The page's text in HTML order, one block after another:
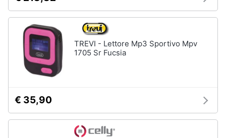
TREVI - Lettore Mp3 Sportivo Mpv
1705 Sr Fucsia
€ 35,90